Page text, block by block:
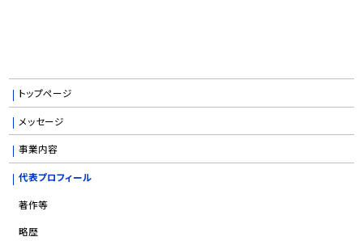
トップページ
メッセージ
事業内容
代表プロフィール
著作等
略歴